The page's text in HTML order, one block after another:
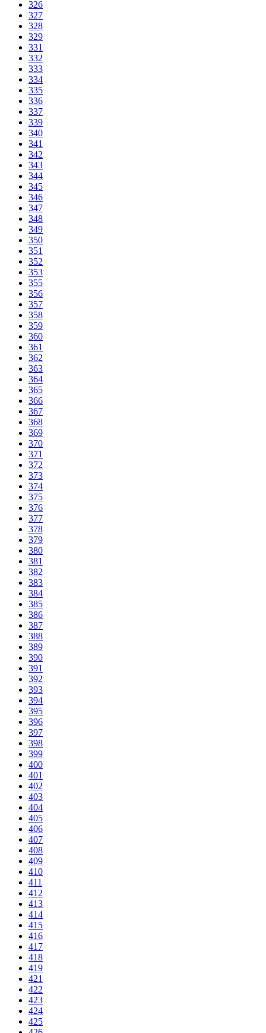
326
327
328
329
331
332
333
334
335
336
337
339
340
341
342
343
344
345
346
347
348
349
350
351
352
353
355
356
357
358
359
360
361
362
363
364
365
366
367
368
369
370
371
372
373
374
375
376
377
378
379
380
381
382
383
384
385
386
387
388
389
390
391
392
393
394
395
396
397
398
399
400
401
402
403
404
405
406
407
408
409
410
411
412
413
414
415
416
417
418
419
421
422
423
424
425